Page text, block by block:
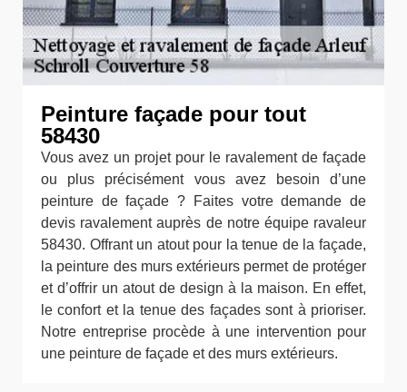
Peinture façade pour tout
58430
Vous avez un projet pour le ravalement de façade
ou plus précisément vous avez besoin d’une
peinture de façade ? Faites votre demande de
devis ravalement auprès de notre équipe ravaleur
58430. Offrant un atout pour la tenue de la façade,
la peinture des murs extérieurs permet de protéger
et d’offrir un atout de design à la maison. En effet,
le confort et la tenue des façades sont à prioriser.
Notre entreprise procède à une intervention pour
une peinture de façade et des murs extérieurs.